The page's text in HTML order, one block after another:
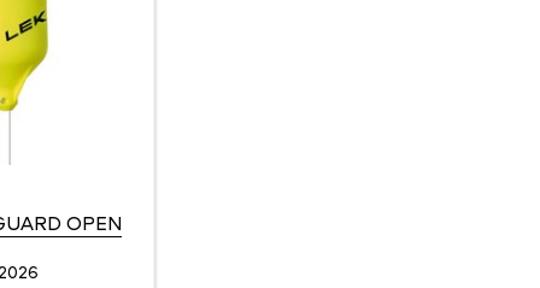
OPEN